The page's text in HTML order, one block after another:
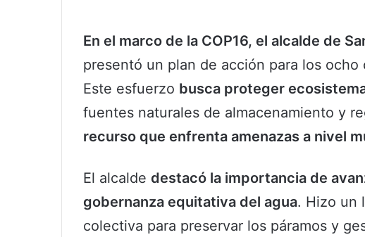
En el marco de la COP16, el alcalde de
presentó un plan de acción para los ocho
Este esfuerzo busca proteger
fuentes naturales de almacenamiento y
recurso que enfrenta amenazas a nivel
El alcalde destacó la importancia de
gobernanza equitativa del agua. Hizo un
colectiva para preservar los páramos y